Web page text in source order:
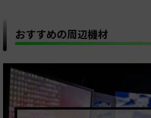
おすすめの周辺機材